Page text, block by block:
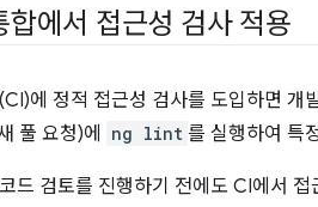
합에서 접근성 검사 적용
에 정적 접근성 검사를 도입하면
풀 요청)에
ng lint 를 실행하여 특
드 검토를 진행하기 전에도 CI에서